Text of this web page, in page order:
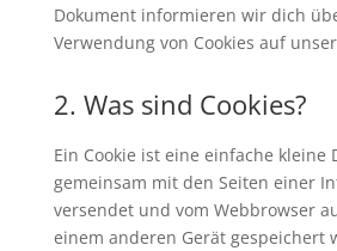
Dokument informieren wir dich
Verwendung von Cookies auf
2. Was sind Cookies?
Ein Cookie ist eine einfache kleine
gemeinsam mit den Seiten einer
versendet und vom Webbrowser
einem anderen Gerät gespeichert